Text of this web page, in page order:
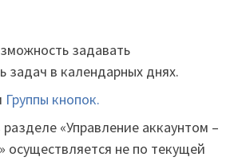
задавать
задач в календарных днях.
Группы кнопок.
«Управление аккаунтом –
осуществляется не по текущей